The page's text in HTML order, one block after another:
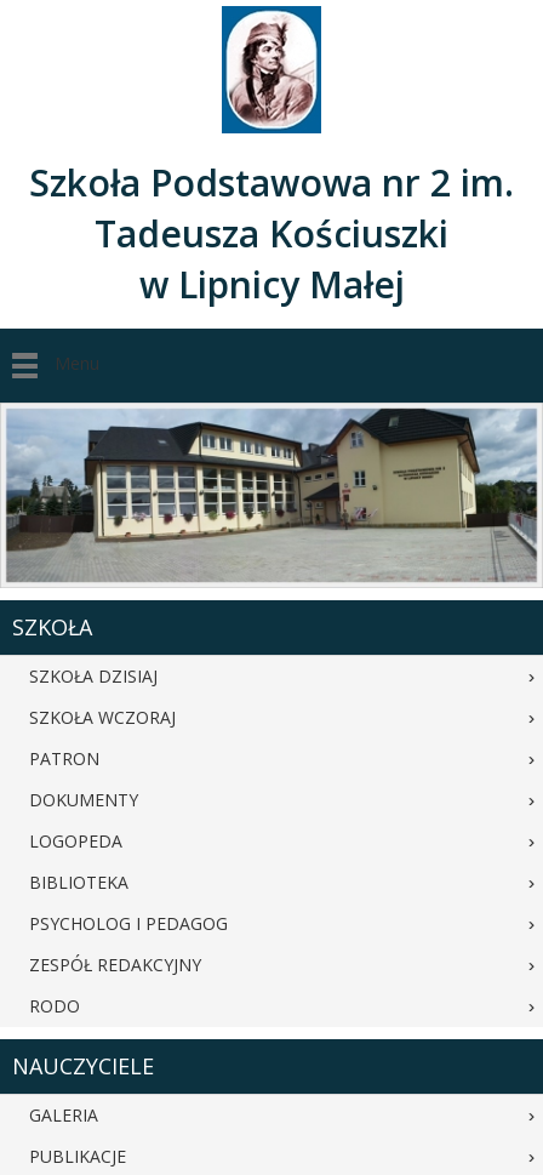
Szkoła Podstawowa nr 2 im.
Tadeusza Kościuszki
w Lipnicy Małej
Menu
SZKOŁA
SZKOŁA DZISIAJ
SZKOŁA WCZORAJ
PATRON
DOKUMENTY
LOGOPEDA
BIBLIOTEKA
PSYCHOLOG I PEDAGOG
ZESPÓŁ REDAKCYJNY
RODO
NAUCZYCIELE
GALERIA
PUBLIKACJE